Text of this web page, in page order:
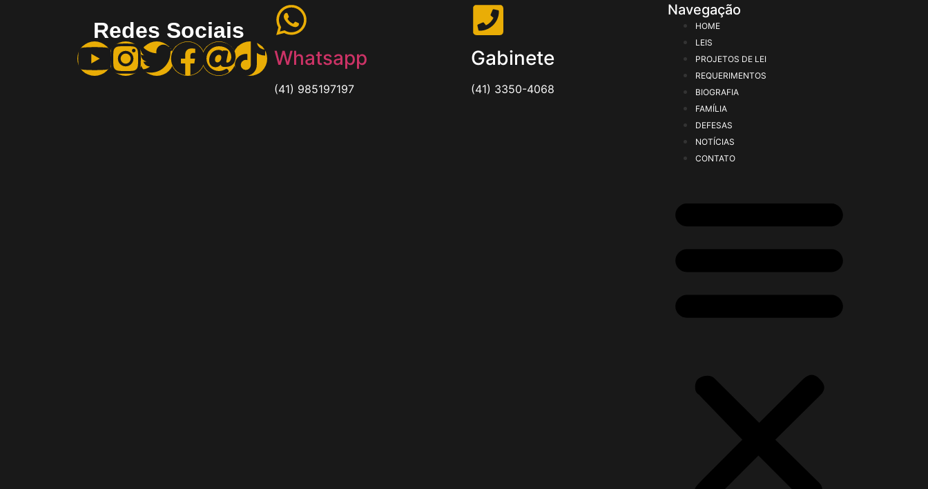
Redes Sociais
Whatsapp
(41) 985197197
Gabinete
(41) 3350-4068
Navegação
HOME
LEIS
PROJETOS DE LEI
REQUERIMENTOS
BIOGRAFIA
FAMÍLIA
DEFESAS
NOTÍCIAS
CONTATO